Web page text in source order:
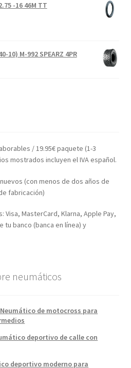
-16 46M TT
10) M-992 SPEARZ 4PR
/ 19.95€ paquete (1-3
mostrados incluyen el IVA español.
(con menos de dos años de
fabricación)
MasterCard, Klarna, Apple Pay,
tu banco (banca en línea) y
neumáticos
Neumático de motocross para
deportivo de calle con
deportivo moderno para